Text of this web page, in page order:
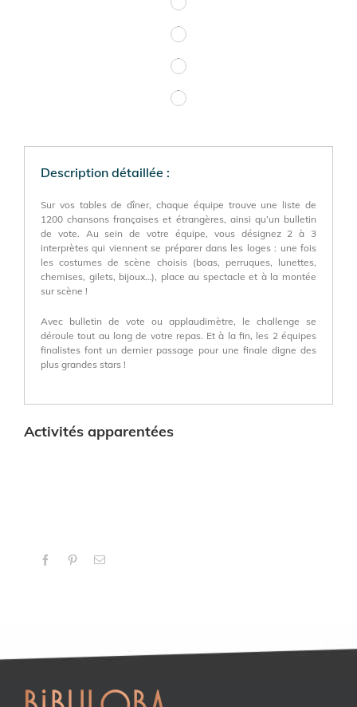
Description détaillée :
Sur vos tables de dîner, chaque équipe trouve une liste de
1200 chansons françaises et étrangères, ainsi qu’un bulletin
de vote. Au sein de votre équipe, vous désignez 2 à 3
interprètes qui viennent se préparer dans les loges : une fois
les costumes de scène choisis (boas, perruques, lunettes,
chemises, gilets, bijoux…), place au spectacle et à la montée
sur scène !
Avec bulletin de vote ou applaudimètre, le challenge se
déroule tout au long de votre repas. Et à la fin, les 2 équipes
finalistes font un dernier passage pour une finale digne des
plus grandes stars !
Activités apparentées
FacebookPinterestEmail